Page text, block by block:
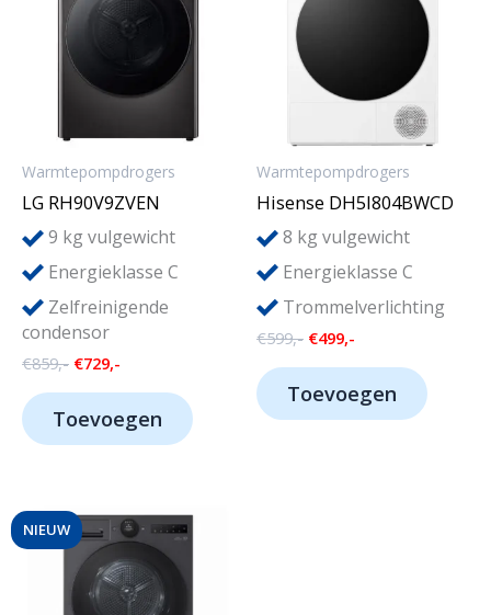
Warmtepompdrogers
LG RH90V9ZVEN
9 kg vulgewicht
Energieklasse C
Zelfreinigende
condensor
€859,- Oorspronkelijke
€859,-.
€729,-
€729,-.
Toevoegen
Warmtepompdrogers
Hisense DH5I804BWCD
8 kg vulgewicht
Energieklasse C
Trommelverlichting
€599,- Oorspronkelijke
€599,-.
€499,-
€499,-.
Toevoegen
NIEUW